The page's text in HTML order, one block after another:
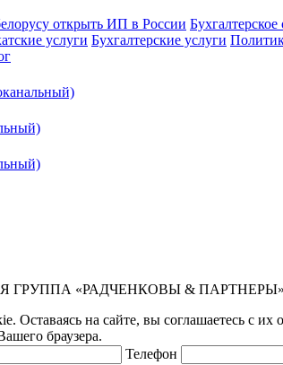
открыть ИП в России
услуги Бухгалтерские услуги
ГРУППА «РАДЧЕНКОВЫ & ПАРТНЕРЫ»
Оставаясь на сайте, вы соглашаетесь с
браузера.
Телефон